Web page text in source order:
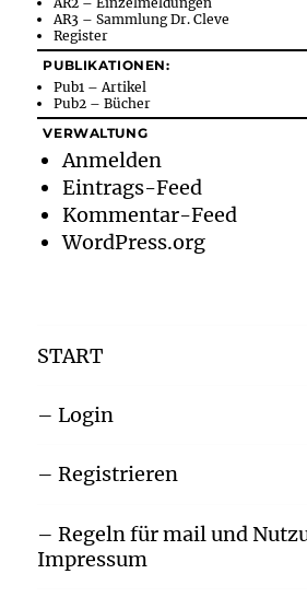
AR3 – Sammlung Dr. Cleve
Register
PUBLIKATIONEN:
Pub1 – Artikel
Pub2 – Bücher
VERWALTUNG
Anmelden
Eintrags-Feed
Kommentar-Feed
WordPress.org
START
– Login
– Registrieren
– Regeln für mail und
Impressum